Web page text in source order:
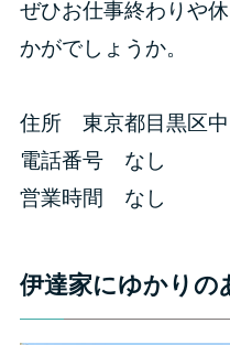
ぜひお仕事終わりや
かがでしょうか。
住所 東京都目黒区
電話番号 なし
営業時間 なし
伊達家にゆかりの